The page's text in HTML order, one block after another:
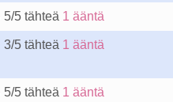
5/5 tähteä 1 ääntä
3/5 tähteä 1 ääntä
5/5 tähteä 1 ääntä